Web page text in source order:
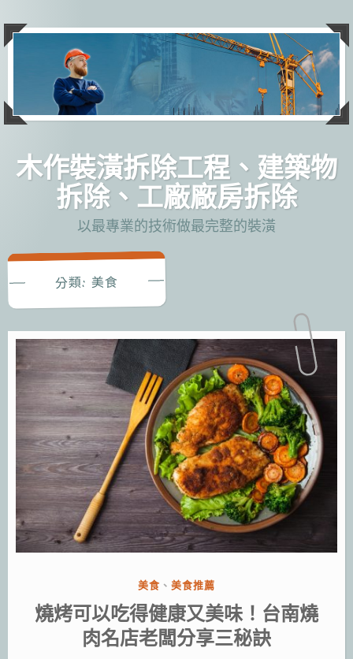
主
木作裝潢拆除工程、建築物
拆除、工廠廠房拆除
以最專業的技術做最完整的裝潢
分類: 美食
分
類:
美食 、美食推薦
燒烤可以吃得健康又美味！台南燒
肉名店老闆分享三秘訣